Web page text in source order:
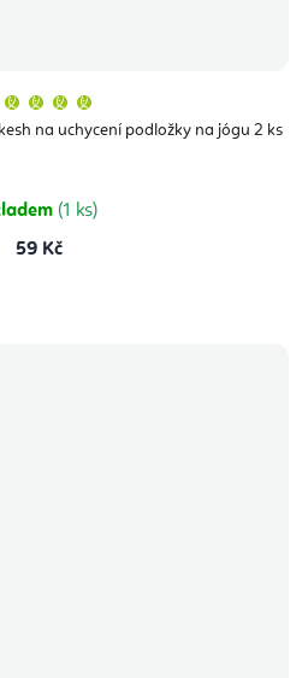
na uchycení podložky na jógu 2 ks
produktu
je
(1 ks)
59 Kč